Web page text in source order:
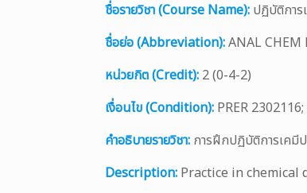
ชื่อรายวิชา (Course Name): ปฏิบัติกา
ชื่อย่อ (Abbreviation):ANAL CHEM
หน่วยกิต (Credit): 2 (0-4-2)
เงื่อนไข (Condition): PRER
คำอธิบายรายวิชา: การฝึกปฏิบัติการเคมี
Description: Practice in chemical